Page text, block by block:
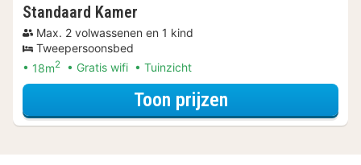
Standaard Kamer
Max. 2 volwassenen en 1 kind
Tweepersoonsbed
18m2 Gratis wifi Tuinzicht
Toon prijzenvoor Verblijf &